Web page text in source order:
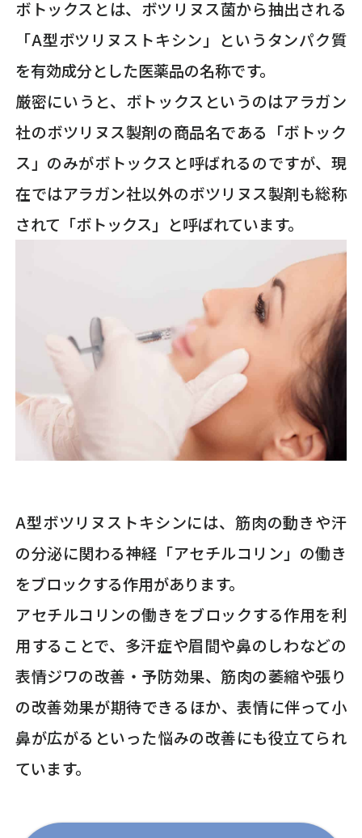
ボトックスとは、ボツリヌス菌から抽出される
「A型ボツリヌストキシン」というタンパク質
を有効成分とした医薬品の名称です。
厳密にいうと、ボトックスというのはアラガン
社のボツリヌス製剤の商品名である「ボトック
ス」のみがボトックスと呼ばれるのですが、現
在ではアラガン社以外のボツリヌス製剤も総称
されて「ボトックス」と呼ばれています。
A型ボツリヌストキシンには、筋肉の動きや汗
の分泌に関わる神経「アセチルコリン」の働き
をブロックする作用があります。
アセチルコリンの働きをブロックする作用を利
用することで、多汗症や眉間や鼻のしわなどの
表情ジワの改善・予防効果、筋肉の萎縮や張り
の改善効果が期待できるほか、表情に伴って小
鼻が広がるといった悩みの改善にも役立てられ
ています。